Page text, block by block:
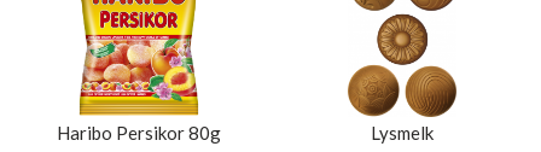
Haribo Persikor 80g Lysmelk